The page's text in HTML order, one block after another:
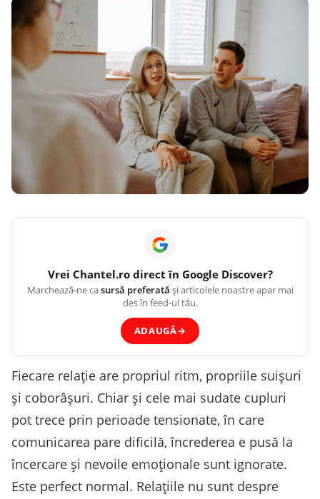
Vrei Chantel.rodirect în Google Discover?
Marchează-ne casursă preferată și articolele noastre apar mai
des în feed-ul tău.
ADAUGĂ→
Fiecare relație are propriul ritm, propriile suișuri
și coborâșuri. Chiar și cele mai sudate cupluri
pot trece prin perioade tensionate, în care
comunicarea pare dificilă, încrederea e pusă la
încercare și nevoile emoționale sunt ignorate.
Este perfect normal. Relațiile nu sunt despre